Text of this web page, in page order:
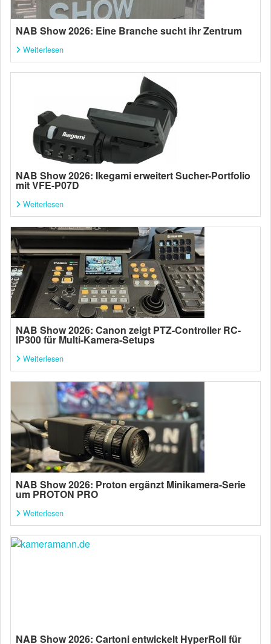
NAB Show 2026: Eine Branche sucht ihr Zentrum
Weiterlesen
NAB Show 2026: Ikegami erweitert Sucher-Portfolio
mit VFE-P07D
Weiterlesen
NAB Show 2026: Canon zeigt PTZ-Controller RC-
IP300 für Multi-Kamera-Setups
Weiterlesen
NAB Show 2026: Proton ergänzt Minikamera-Serie
um PROTON PRO
Weiterlesen
NAB Show 2026: Cartoni entwickelt HyperRoll für